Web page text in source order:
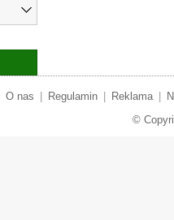
O nas Regulamin Reklama
©